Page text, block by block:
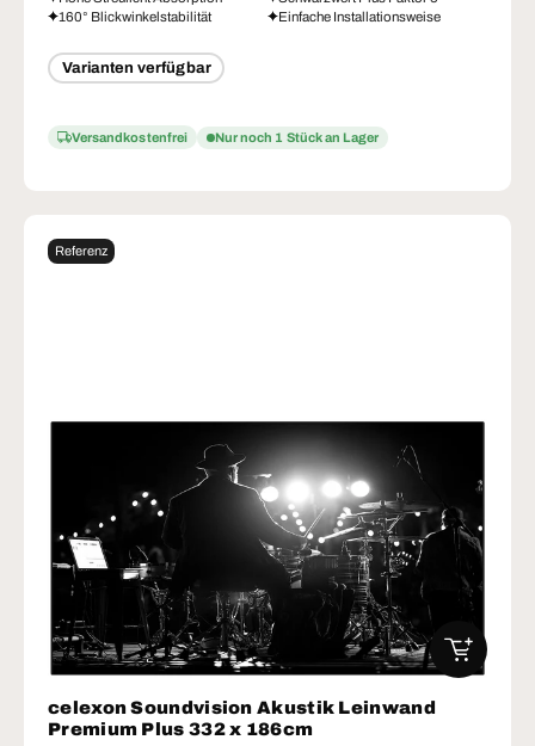
160° Blickwinkelstabilität
Einfache Installationsweise
Varianten verfügbar
Versandkostenfrei Nur noch 1 Stück an Lager
Referenz
celexon Soundvision Akustik Leinwand
Premium Plus 332 x 186cm
IN DEN